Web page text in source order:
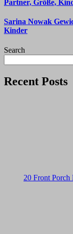
Partner, Größe,
Sarina Nowak
Kinder
Search
Recent Posts
20 Front Porch